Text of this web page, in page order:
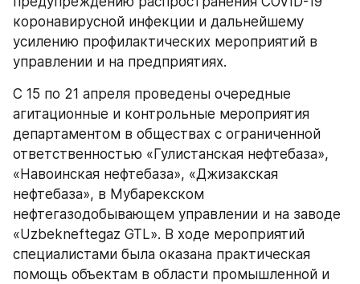
коронавирусной инфекции и дальнейшему
усилению профилактических мероприятий в
управлении и на предприятиях.
С 15 по 21 апреля проведены очередные
агитационные и контрольные мероприятия
департаментом в обществах с ограниченной
ответственностью «Гулистанская нефтебаза»,
«Навоинская нефтебаза», «Джизакская
нефтебаза», в Мубарекском
нефтегазодобывающем управлении и на заводе
«Uzbekneftegaz GTL». В ходе мероприятий
специалистами была оказана практическая
помощь объектам в области промышленной и